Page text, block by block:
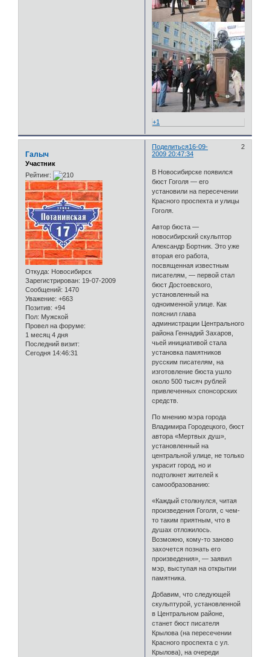
+1
Поделиться 2
16-09-
2009 20:47:34
Галыч
Участник
Рейтинг:
Откуда: Новосибирск
Зарегистрирован: 19-07-2009
Сообщений: 1470
Уважение: +663
Позитив: +94
Пол: Мужской
Провел на форуме:
1 месяц 4 дня
Последний визит:
Сегодня 14:46:31
В Новосибирске появился
бюст Гоголя — его
установили на пересечении
Красного проспекта и улицы
Гоголя.
Автор бюста —
новосибирский скульптор
Александр Бортник. Это уже
вторая его работа,
посвященная известным
писателям, — первой стал
бюст Достоевского,
установленный на
одноименной улице. Как
пояснил глава
администрации Центрального
района Геннадий Захаров,
чьей инициативой стала
установка памятников
русским писателям, на
изготовление бюста ушло
около 500 тысяч рублей
привлеченных спонсорских
средств.
По мнению мэра города
Владимира Городецкого, бюст
автора «Мертвых душ»,
установленный на
центральной улице, не только
украсит город, но и
подтолкнет жителей к
самообразованию:
«Каждый столкнулся, читая
произведения Гоголя, с чем-
то таким приятным, что в
душах отложилось.
Возможно, кому-то заново
захочется познать его
произведения», — заявил
мэр, выступая на открытии
памятника.
Добавим, что следующей
скульптурой, установленной
в Центральном районе,
станет бюст писателя
Крылова (на пересечении
Красного проспекта с ул.
Крылова), на очереди